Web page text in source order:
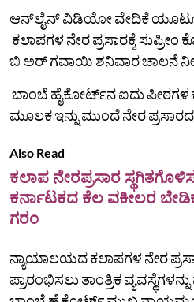
ಆನ್‌ಲೈನ್‌ ವಿಡಿಯೋ ವೇದಿಕೆ
ಕಲಾಪಗಳ ನೇರ ಪ್ರಸಾರಕ್ಕೆ
ಬಿ ಅರ್‌ ಗವಾಯಿ ಶನಿವಾರ ಚಾಲನೆ
ಬಾಂಬೆ ಹೈಕೋರ್ಟ್‌ನ ಐದು ಪೀಠಗಳ
ಮೂಲಕ ಇನ್ನು ಮುಂದೆ ನೇರ
Also Read
ಕಲಾಪ ನೇರಪ್ರಸಾರ
ಕರ್ನಾಟಕದ ಕೆಲ ವಕೀಲರ
ಗರಂ
ನ್ಯಾಯಾಲಯದ ಕಲಾಪಗಳ ನೇರ
ಪ್ರಾರಂಭಿಸಲು ತಾಂತ್ರಿಕ